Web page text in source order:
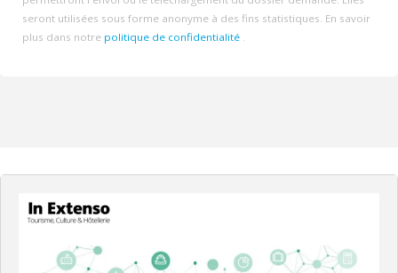
seront utilisées sous forme anonyme à des fins statistiques. En savoir
plus dans notre politique de confidentialité .